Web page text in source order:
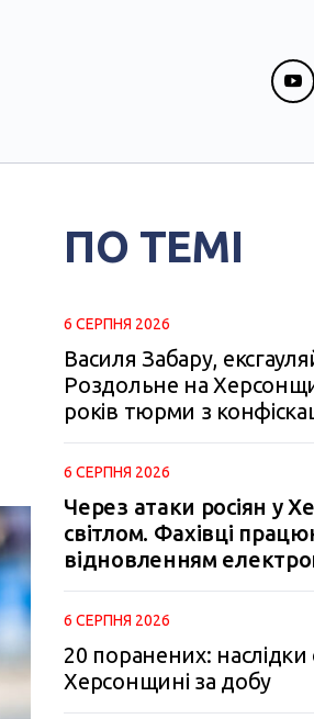
ПО ТЕМІ
6 СЕРПНЯ 2026
Василя Забару,
Роздольне на
років тюрми з
6 СЕРПНЯ 2026
Через атаки росіян у
світлом. Фахівці
відновленням
6 СЕРПНЯ 2026
20 поранених: наслідки
Херсонщині за добу